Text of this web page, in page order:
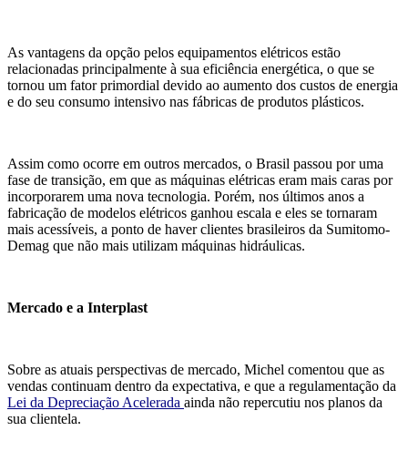
As vantagens da opção pelos equipamentos elétricos estão
relacionadas principalmente à sua eficiência energética, o que se
tornou um fator primordial devido ao aumento dos custos de energia
e do seu consumo intensivo nas fábricas de produtos plásticos.
Assim como ocorre em outros mercados, o Brasil passou por uma
fase de transição, em que as máquinas elétricas eram mais caras por
incorporarem uma nova tecnologia. Porém, nos últimos anos a
fabricação de modelos elétricos ganhou escala e eles se tornaram
mais acessíveis, a ponto de haver clientes brasileiros da Sumitomo-
Demag que não mais utilizam máquinas hidráulicas.
Mercado e a Interplast
Sobre as atuais perspectivas de mercado, Michel comentou que as
vendas continuam dentro da expectativa, e que a regulamentação da
Lei da Depreciação Acelerada ainda não repercutiu nos planos da
sua clientela.